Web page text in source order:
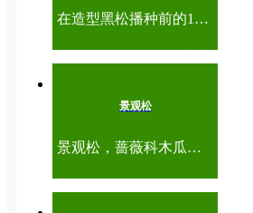
在造型黑松播种前的10天左右，利用2%的硫酸亚铁溶液对造型黑松种子进行浸泡，时间为1小时，然后再利用2%的高锰酸钾溶液进行浸泡，时间为1小时，并用清水对造型黑松的种子进行淘洗两遍，最后用40 ℃的温水对造型黑松的种子进行浸泡，时间为24小时。...
景观松
景观松，蔷薇科木瓜属，早春叶前开花，簇生枝间，鲜艳美丽，宜于草坪。庭院或花坛内丛植或孤植，也是盆栽的好材料。...